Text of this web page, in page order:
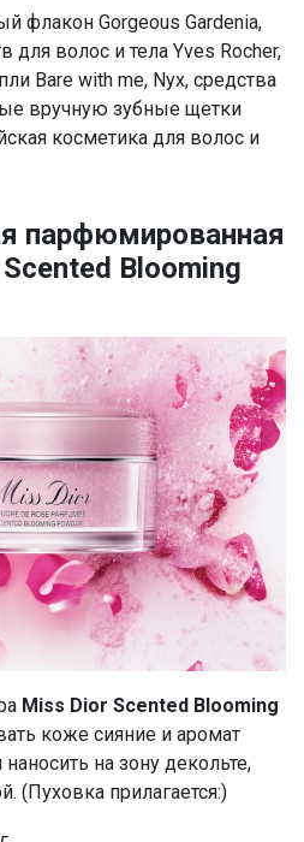
флакон Gorgeous Gardenia,
для волос и тела Yves Rocher,
Bare with me, Nyx, средства
вручную зубные щетки
косметика для волос и
парфюмированная
Blooming
Miss Dior Scented Blooming
коже сияние и аромат
наносить на зону декольте,
(Пуховка прилагается:)